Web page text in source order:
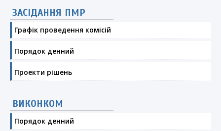
ЗАСІДАННЯ ПМР
Графік проведення комісій
Порядок денний
Проекти рішень
ВИКОНКОМ
Порядок денний